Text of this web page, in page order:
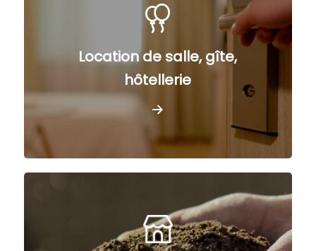
Location de salle, gîte,
hôtellerie